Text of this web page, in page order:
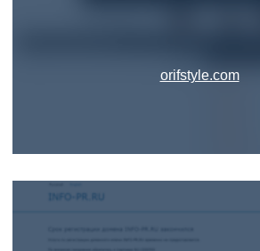
orifstyle.com